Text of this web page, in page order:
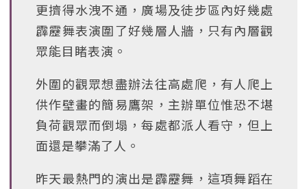
更擠得水洩不通，廣場及徒步區內好幾處
霹靂舞表演圍了好幾層人牆，只有內層觀
眾能目睹表演。
外圍的觀眾想盡辦法往高處爬，有人爬上
供作壁畫的簡易鷹架，主辦單位惟恐不堪
負荷觀眾而倒塌，每處都派人看守，但上
面還是攀滿了人。
昨天最熱門的演出是霹靂舞，這項舞蹈在